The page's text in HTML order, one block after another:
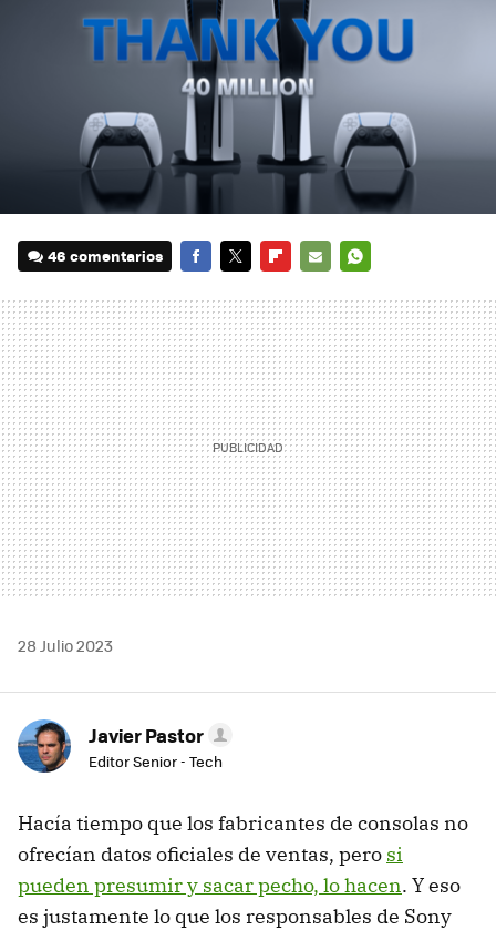
46 comentarios
MAIL
28 Julio 2023
Javier Pastor
Editor Senior - Tech
Hacía tiempo que los fabricantes de consolas no
ofrecían datos oficiales de ventas, pero si
pueden presumir y sacar pecho, lo hacen. Y eso
es justamente lo que los responsables de Sony